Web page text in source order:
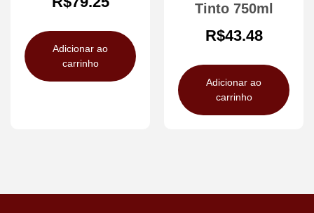
Adicionar ao
carrinho
Tinto 750ml
R$43.48
Adicionar ao
carrinho